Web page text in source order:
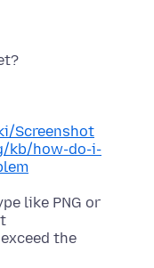
Screenshot
kb/how-do-i-
like PNG or
the